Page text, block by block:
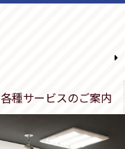
各種サービスのご案内